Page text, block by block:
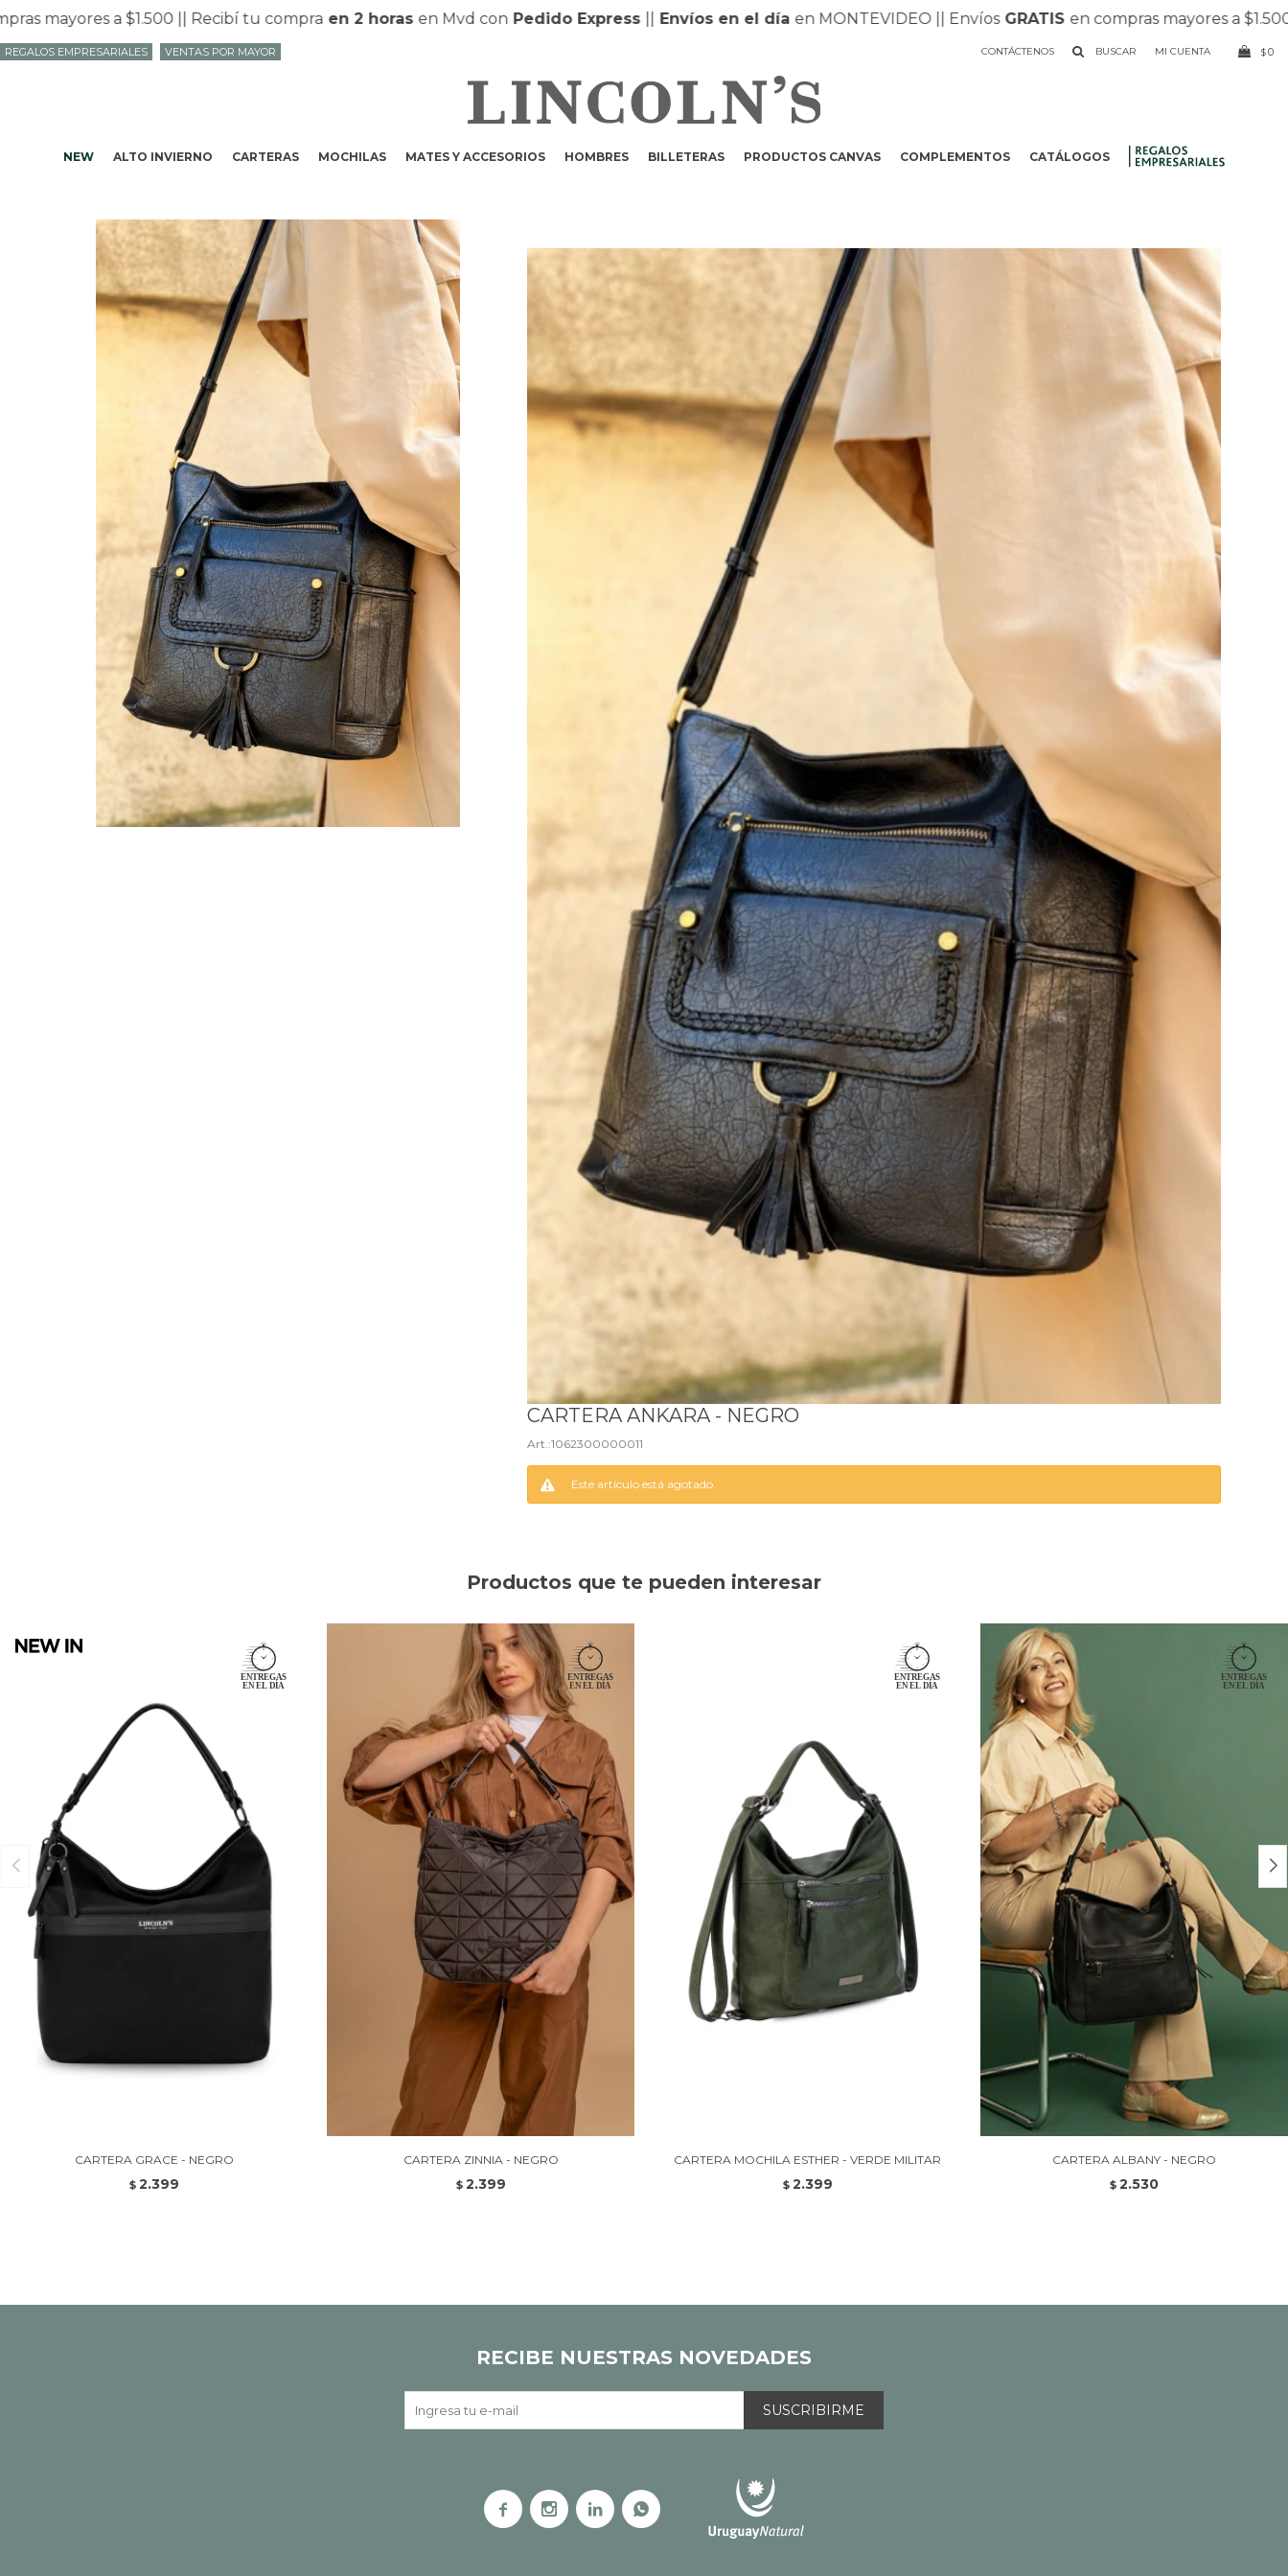
a $1.500 || Recibí tu compraen 2 horasen Mvd conPedido Express||Envíos en el díaen MONTEVIDEO || EnvíosGRATISen compras mayores a $1.500 ||
NEW ALTO INVIERNO CARTERAS MOCHILAS MATES Y ACCESORIOS HOMBRES BILLETERAS PRODUCTOS CANVAS COMPLEMENTOS CATÁLOGOS
CONTÁCTENOS $0
REGALOS EMPRESARIALES VENTAS POR MAYOR
CARTERA ANKARA - NEGRO
1062300000011
Este artículo está agotado.
Productos que te pueden interesar
CARTERA GRACE - NEGRO
$ 2.399
CARTERA ZINNIA - NEGRO
$ 2.399
CARTERA MOCHILA ESTHER - VERDE MILITAR
$ 2.399
CARTERA ALBANY - NEGRO
$ 2.530
RECIBE NUESTRAS NOVEDADES
SUSCRIBIRME
   